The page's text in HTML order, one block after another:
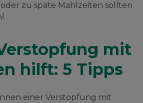
zu späte Mahlzeiten sollten
1.
mit
hilft: 5 Tipps
einer Verstopfung mit